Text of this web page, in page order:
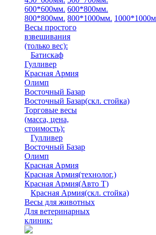
600*600мм. 600*800мм.
800*800мм. 800*1000мм.
Весы простого
взвешивания
(только вес):
Батискаф
Гулливер
Красная Армия
Олимп
Восточный Базар
Восточный Базар(скл. стойка)
Торговые весы
(масса, цена,
стоимость):
Гулливер
Восточный Базар
Олимп
Красная Армия
Красная Армия(технолог.)
Красная Армия(Авто Т)
Красная Армия(скл. стойка)
Весы для животных
Для ветеринарных
клиник: